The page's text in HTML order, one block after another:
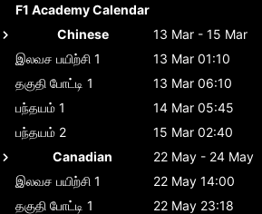
F1 Academy Calendar
Chinese
13 Mar - 15 Mar
இலவச பயிற்சி 1
13 Mar 01:10
தகுதி போட்டி 1
13 Mar 06:10
பந்தயம் 1
14 Mar 05:45
பந்தயம் 2
15 Mar 02:40
Canadian
22 May - 24 May
இலவச பயிற்சி 1
22 May 14:00
தகுதி போட்டி 1
22 May 23:18